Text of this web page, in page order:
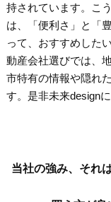
持されています。こ
は、「便利さ」と「
って、おすすめした
動産会社選びでは、
市特有の情報や隠れ
す。是非未来design
当社の強み、それ